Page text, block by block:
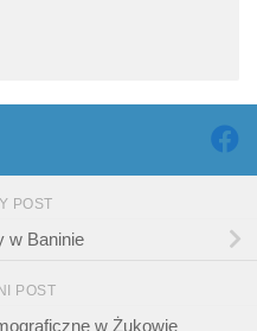
POST
w Baninie
POST
w Żukowie